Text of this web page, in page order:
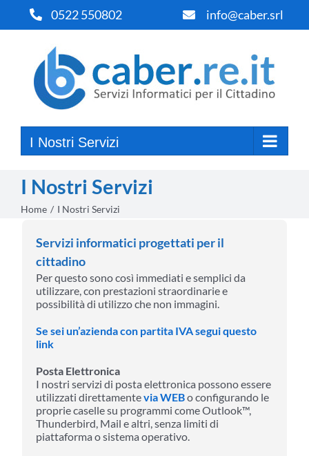
contenuto
0522 550802 info@caber.srl
I Nostri Servizi
I Nostri Servizi
Home I Nostri Servizi
Servizi informatici progettati per il
cittadino
Per questo sono così immediati e semplici da
utilizzare, con prestazioni straordinarie e
possibilità di utilizzo che non immagini.
Se sei un’azienda con partita IVA segui questo
link
Posta Elettronica
I nostri servizi di posta elettronica possono essere
utilizzati direttamentevia WEBo configurando le
proprie caselle su programmi come Outlook™,
Thunderbird, Mail e altri, senza limiti di
piattaforma o sistema operativo.